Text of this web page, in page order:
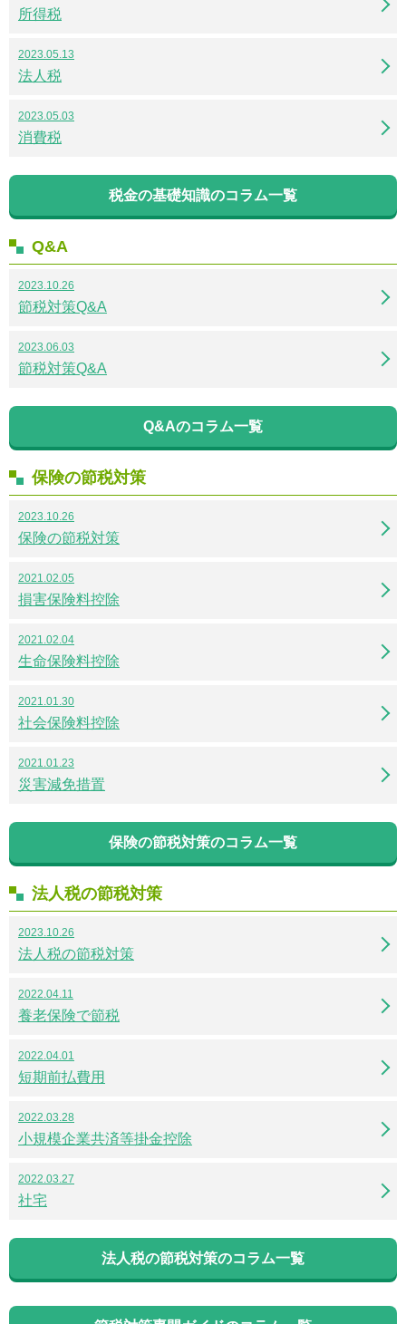
所得税
2023.05.13
法人税
2023.05.03
消費税
税金の基礎知識のコラム一覧
Q&A
2023.10.26
節税対策Q&A
2023.06.03
節税対策Q&A
Q&Aのコラム一覧
保険の節税対策
2023.10.26
保険の節税対策
2021.02.05
損害保険料控除
2021.02.04
生命保険料控除
2021.01.30
社会保険料控除
2021.01.23
災害減免措置
保険の節税対策のコラム一覧
法人税の節税対策
2023.10.26
法人税の節税対策
2022.04.11
養老保険で節税
2022.04.01
短期前払費用
2022.03.28
小規模企業共済等掛金控除
2022.03.27
社宅
法人税の節税対策のコラム一覧